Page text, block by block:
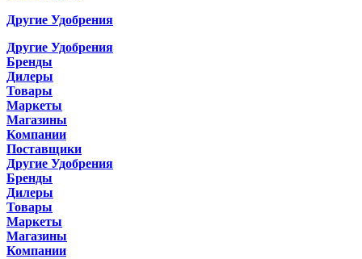
Другие Удобрения
Другие Удобрения
Бренды
Дилеры
Товары
Маркеты
Магазины
Компании
Поставщики
Другие Удобрения
Бренды
Дилеры
Товары
Маркеты
Магазины
Компании